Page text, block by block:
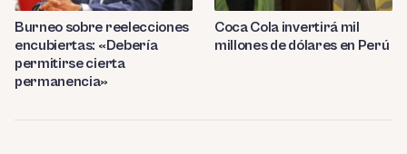
Burneo sobre reelecciones
encubiertas: «Debería
permitirse cierta
permanencia»
Coca Cola invertirá mil
millones de dólares en Perú